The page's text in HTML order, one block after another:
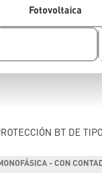
Fotovoltaica
BT DE
- CON